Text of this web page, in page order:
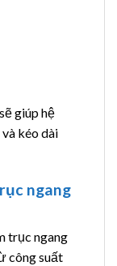
giúp hệ
kéo dài
ngang
trục ngang
công suất